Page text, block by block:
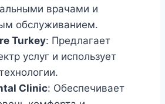
врачами и
обслуживанием.
Turkey: Предлагает
услуг и использует
Clinic: Обеспечивает